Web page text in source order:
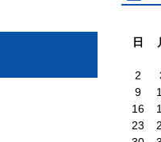
日
2
9
16
23